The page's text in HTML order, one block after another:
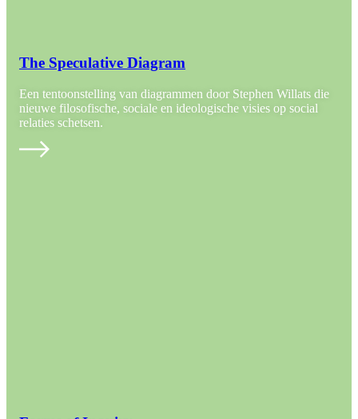
The Speculative Diagram
Een tentoonstelling van diagrammen door Stephen Willats die
nieuwe filosofische, sociale en ideologische visies op social
relaties schetsen.